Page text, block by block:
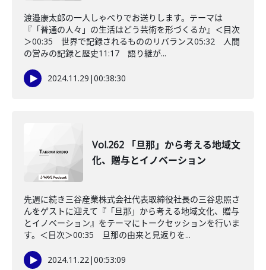
渡邉康太郎の一人しゃべりでお送りします。テーマは
『「普通の人々」の生活はどう芸術を形づくるか』＜目次
＞00:35 世界で記録されるもののリバランス05:32 人間
の営みの記録と歴史11:17 語り継が...
2024.11.29 |00:38:30
Vol.262 「旦那」から考える地域文
化、贈与とイノベーション
先週に続き三谷産業株式会社代表取締役社長の三谷忠照さ
んをゲストに迎えて『「旦那」から考える地域文化、贈与
とイノベーション』をテーマにトークセッションを行いま
す。＜目次＞00:35 旦那の由来と見返りを...
2024.11.22|00:53:09